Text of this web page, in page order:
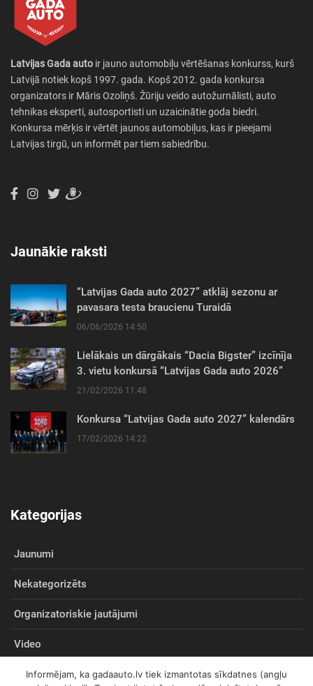
Latvijas Gada auto ir jauno automobiļu vērtēšanas konkurss, kurš
Latvijā notiek kopš 1997. gada. Kopš 2012. gada konkursa
organizators ir Māris Ozoliņš. Žūriju veido autožurnālisti, auto
tehnikas eksperti, autosportisti un uzaicinātie goda biedri.
Konkursa mērķis ir vērtēt jaunos automobiļus, kas ir pieejami
Latvijas tirgū, un informēt par tiem sabiedrību.
Jaunākie raksti
“Latvijas Gada auto 2027” atklāj sezonu ar
pavasara testa braucienu Turaidā
06/06/2026 14:50
Lielākais un dārgākais “Dacia Bigster” izcīnīja
3. vietu konkursā “Latvijas Gada auto 2026”
21/02/2026 11:48
Konkursa “Latvijas Gada auto 2027” kalendārs
17/02/2026 14:22
Kategorijas
Jaunumi
Nekategorizēts
Organizatoriskie jautājumi
Video
Informējam, ka gadaauto.lv tiek izmantotas sīkdatnes (angļu